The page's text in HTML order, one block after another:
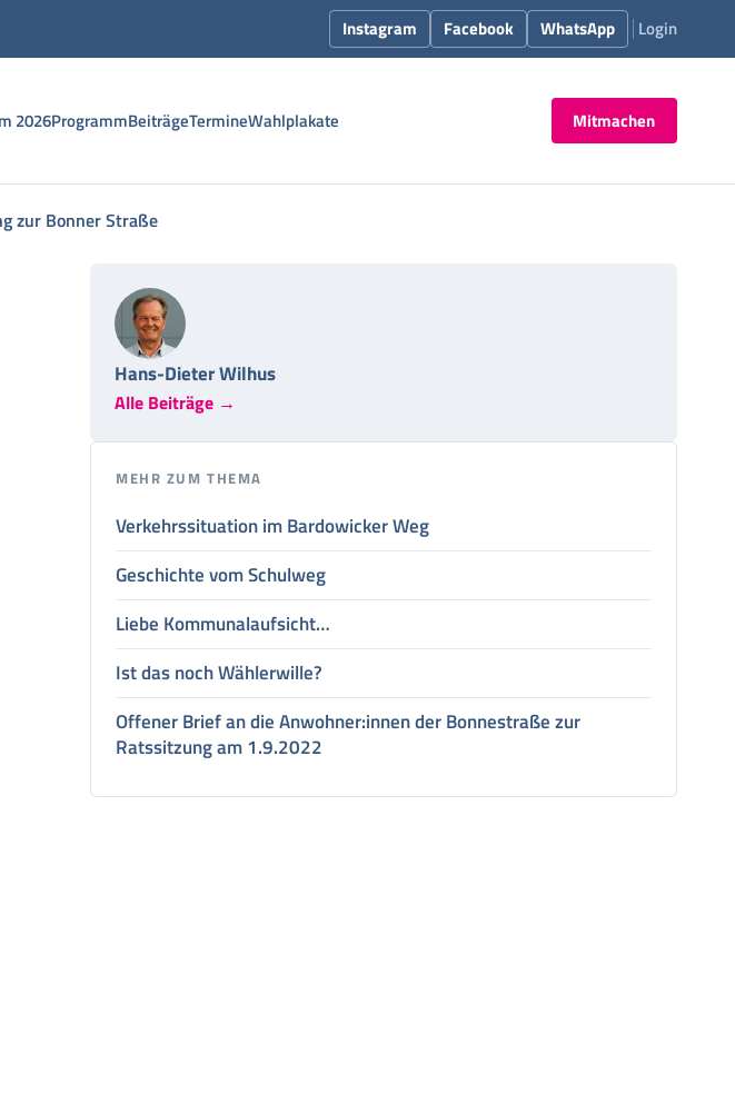
Instagram Facebook WhatsApp Login
2026ProgrammBeiträgeTermineWahlplakate Mitmachen
zur Bonner Straße
Hans-Dieter Wilhus
Alle Beiträge →
MEHR ZUM THEMA
Verkehrssituation im Bardowicker Weg
Geschichte vom Schulweg
Liebe Kommunalaufsicht…
Ist das noch Wählerwille?
Offener Brief an die Anwohner:innen der Bonnestraße zur
Ratssitzung am 1.9.2022